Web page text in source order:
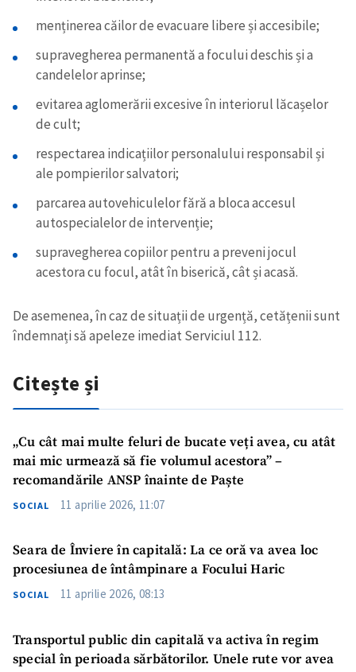
menținerea căilor de evacuare libere și accesibile;
supravegherea permanentă a focului deschis și a
candelelor aprinse;
evitarea aglomerării excesive în interiorul lăcașelor
de cult;
respectarea indicațiilor personalului responsabil și
ale pompierilor salvatori;
parcarea autovehiculelor fără a bloca accesul
autospecialelor de intervenție;
supravegherea copiilor pentru a preveni jocul
acestora cu focul, atât în biserică, cât și acasă.
De asemenea, în caz de situații de urgență, cetățenii sunt
îndemnați să apeleze imediat Serviciul 112.
Citește și
„Cu cât mai multe feluri de bucate veți avea, cu atât
mai mic urmează să fie volumul acestora” –
recomandările ANSP înainte de Paște
SOCIAL 11 aprilie 2026, 11:07
Seara de Înviere în capitală: La ce oră va avea loc
procesiunea de întâmpinare a Focului Haric
SOCIAL 11 aprilie 2026, 08:13
Transportul public din capitală va activa în regim
special în perioada sărbătorilor. Unele rute vor avea